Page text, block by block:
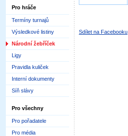
Pro hráče
Termíny turnajů
Výsledkové listiny
Národní žebříček
Ligy
Pravidla kuliček
Interní dokumenty
Síň slávy
Pro všechny
Pro pořadatele
Pro média
Sdílet na Facebooku